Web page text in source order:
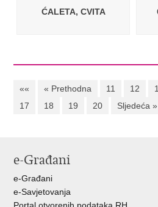
ĆALETA, CVITA
«« « Prethodna 11 12
17
18 19 20 Sljedeća »
e-Građani
e-Građani
e-Savjetovanja